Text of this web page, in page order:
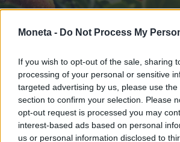
Moneta - Do Not Process My
If you wish to opt-out of the sale, sharing
processing of your personal or sensitive
targeted advertising by us, please use
section to confirm your selection. Please
opt-out request is processed you may
interest-based ads based on personal
us or personal information disclosed to
TENDENZE E SOSTENIBILITÀ
Al via la “vendemmia” delle
da 1,2 miliardi sfida caldo
Redazione